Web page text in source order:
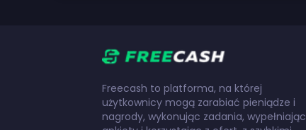
Freecash to platforma, na której
użytkownicy mogą zarabiać pieniądze i
nagrody, wykonując zadania, wypełniając